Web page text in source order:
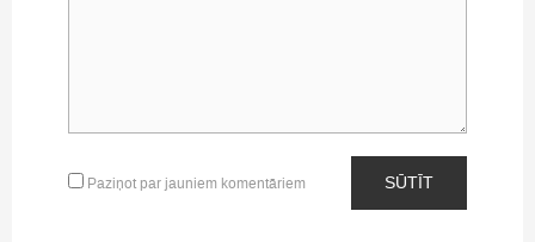
Paziņot par jauniem komentāriem SŪTĪT